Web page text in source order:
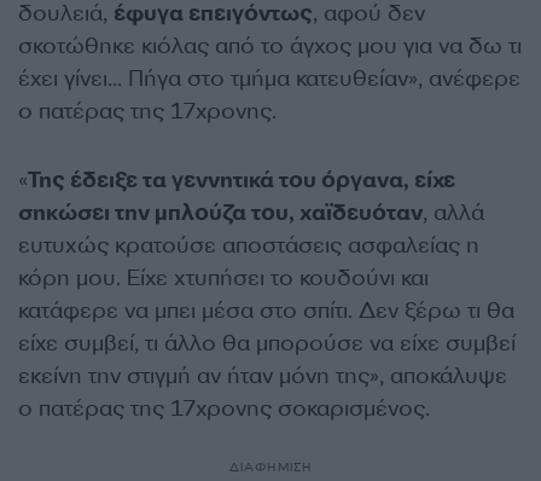
δουλειά, έφυγα επειγόντως, αφού δεν
σκοτώθηκε κιόλας από το άγχος μου για να δω τι
έχει γίνει… Πήγα στο τμήμα κατευθείαν», ανέφερε
ο πατέρας της 17χρονης.
«Της έδειξε τα γεννητικά του όργανα, είχε
σηκώσει την μπλούζα του, χαϊδευόταν, αλλά
ευτυχώς κρατούσε αποστάσεις ασφαλείας η
κόρη μου. Είχε χτυπήσει το κουδούνι και
κατάφερε να μπει μέσα στο σπίτι. Δεν ξέρω τι θα
είχε συμβεί, τι άλλο θα μπορούσε να είχε συμβεί
εκείνη την στιγμή αν ήταν μόνη της», αποκάλυψε
ο πατέρας της 17χρονης σοκαρισμένος.
ΔΙΑΦΗΜΙΣΗ